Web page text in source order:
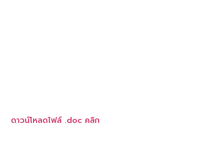
ดาวน์โหลดไฟล์ .doc คลิก